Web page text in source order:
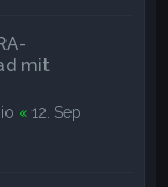
mit
«12. Sep